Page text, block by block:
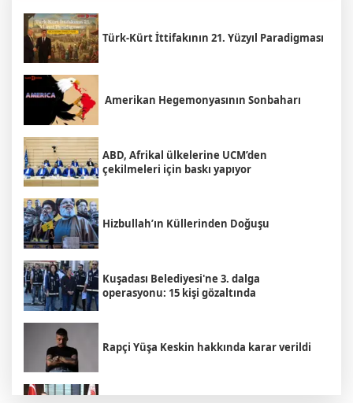
Türk-Kürt İttifakının 21. Yüzyıl Paradigması
Amerikan Hegemonyasının Sonbaharı
ABD, Afrikal ülkelerine UCM’den
çekilmeleri için baskı yapıyor
Hizbullah’ın Küllerinden Doğuşu
Kuşadası Belediyesi'ne 3. dalga
operasyonu: 15 kişi gözaltında
Rapçi Yüşa Keskin hakkında karar verildi